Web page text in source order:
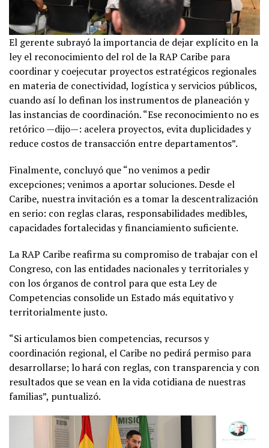
El gerente subrayó la importancia de dejar explícito en la
ley el reconocimiento del rol de la RAP Caribe para
coordinar y coejecutar proyectos estratégicos regionales
en materia de conectividad, logística y servicios públicos,
cuando así lo definan los instrumentos de planeación y
las instancias de coordinación. “Ese reconocimiento no es
retórico —dijo—: acelera proyectos, evita duplicidades y
reduce costos de transacción entre departamentos”.
Finalmente, concluyó que “no venimos a pedir
excepciones; venimos a aportar soluciones. Desde el
Caribe, nuestra invitación es a tomar la descentralización
en serio: con reglas claras, responsabilidades medibles,
capacidades fortalecidas y financiamiento suficiente.
La RAP Caribe reafirma su compromiso de trabajar con el
Congreso, con las entidades nacionales y territoriales y
con los órganos de control para que esta Ley de
Competencias consolide un Estado más equitativo y
territorialmente justo.
“Si articulamos bien competencias, recursos y
coordinación regional, el Caribe no pedirá permiso para
desarrollarse; lo hará con reglas, con transparencia y con
resultados que se vean en la vida cotidiana de nuestras
familias”, puntualizó.